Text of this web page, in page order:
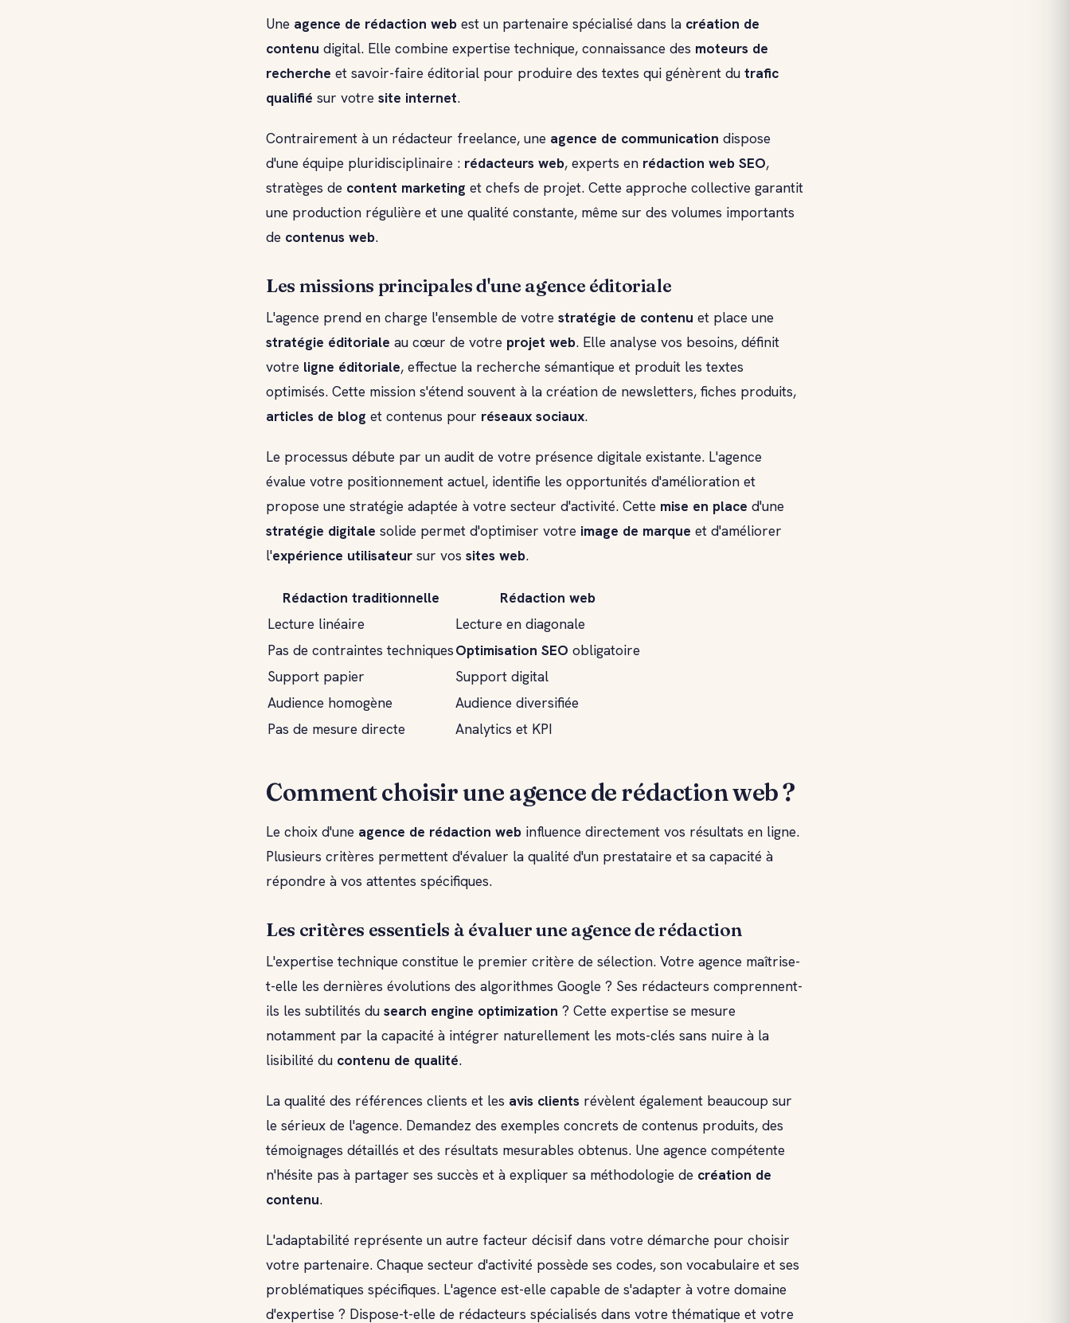
Une agence de rédaction web est un partenaire spécialisé dans la création de
contenu digital. Elle combine expertise technique, connaissance des moteurs de
recherche et savoir-faire éditorial pour produire des textes qui génèrent du trafic
qualifié sur votre site internet.
Contrairement à un rédacteur freelance, une agence de communication dispose
d'une équipe pluridisciplinaire : rédacteurs web, experts en rédaction web SEO,
stratèges de content marketing et chefs de projet. Cette approche collective garantit
une production régulière et une qualité constante, même sur des volumes importants
de contenus web.
Les missions principales d'une agence éditoriale
L'agence prend en charge l'ensemble de votre stratégie de contenu et place une
stratégie éditoriale au cœur de votre projet web. Elle analyse vos besoins, définit
votre ligne éditoriale, effectue la recherche sémantique et produit les textes
optimisés. Cette mission s'étend souvent à la création de newsletters, fiches produits,
articles de blog et contenus pour réseaux sociaux.
Le processus débute par un audit de votre présence digitale existante. L'agence
évalue votre positionnement actuel, identifie les opportunités d'amélioration et
propose une stratégie adaptée à votre secteur d'activité. Cette mise en place d'une
stratégie digitale solide permet d'optimiser votre image de marque et d'améliorer
l'expérience utilisateur sur vos sites web.
Rédaction traditionnelle
Rédaction web
Lecture linéaire
Lecture en diagonale
Pas de contraintes techniquesOptimisation SEO obligatoire
Support papier
Support digital
Audience homogène
Audience diversifiée
Pas de mesure directe
Analytics et KPI
Comment choisir une agence de rédaction web ?
Le choix d'une agence de rédaction web influence directement vos résultats en ligne.
Plusieurs critères permettent d'évaluer la qualité d'un prestataire et sa capacité à
répondre à vos attentes spécifiques.
Les critères essentiels à évaluer une agence de rédaction
L'expertise technique constitue le premier critère de sélection. Votre agence maîtrise-
t-elle les dernières évolutions des algorithmes Google ? Ses rédacteurs comprennent-
ils les subtilités du search engine optimization ? Cette expertise se mesure
notamment par la capacité à intégrer naturellement les mots-clés sans nuire à la
lisibilité du contenu de qualité.
La qualité des références clients et les avis clients révèlent également beaucoup sur
le sérieux de l'agence. Demandez des exemples concrets de contenus produits, des
témoignages détaillés et des résultats mesurables obtenus. Une agence compétente
n'hésite pas à partager ses succès et à expliquer sa méthodologie de création de
contenu.
L'adaptabilité représente un autre facteur décisif dans votre démarche pour choisir
votre partenaire. Chaque secteur d'activité possède ses codes, son vocabulaire et ses
problématiques spécifiques. L'agence est-elle capable de s'adapter à votre domaine
d'expertise ? Dispose-t-elle de rédacteurs spécialisés dans votre thématique et votre